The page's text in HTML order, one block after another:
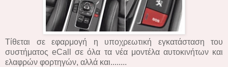
Τίθεται σε εφαρμογή η υποχρεωτική εγκατάσταση του
συστήματος eCall σε όλα τα νέα μοντέλα αυτοκινήτων και
ελαφρών φορτηγών, αλλά και........